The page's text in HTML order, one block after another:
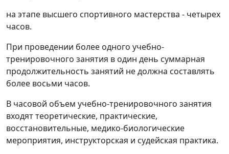
на этапе высшего спортивного мастерства - четырех
часов.
При проведении более одного учебно-
тренировочного занятия в один день суммарная
продолжительность занятий не должна составлять
более восьми часов.
В часовой объем учебно-тренировочного занятия
входят теоретические, практические,
восстановительные, медико-биологические
мероприятия, инструкторская и судейская практика.